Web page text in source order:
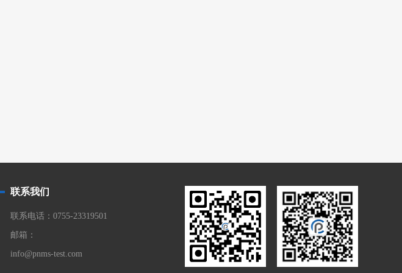
联系我们
联系电话：0755-23319501
邮箱：
info@pnms-test.com